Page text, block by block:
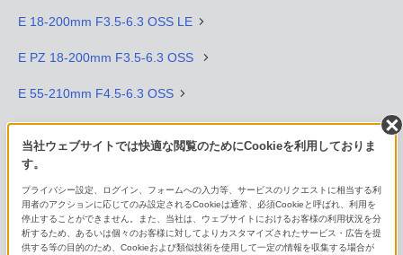
E 18-200mm F3.5-6.3 OSS LE
E PZ 18-200mm F3.5-6.3 OSS
E 55-210mm F4.5-6.3 OSS
E 70-350mm F4.5-6.3 G OSS
単焦点レンズ（Eマウント用）
FE 14mm F1.8 GM
FE 16mm F1.8 G
当社ウェブサイトでは快適な閲覧のためにCookieを利用しておりま
す。
プライバシー設定、ログイン、フォームへの入力等、サービスのリクエストに相当する利
用者のアクションに応じてのみ設定されるCookieは通常、必須Cookieと呼ばれ、利用を
停止することができません。また、当社は、ウェブサイトにおけるお客様の利用状況を分
析するため、あるいは個々のお客様に対してよりカスタマイズされたサービス・広告を提
供する等の目的のため、Cookieおよび類似技術を使用して一定の情報を収集する場合が